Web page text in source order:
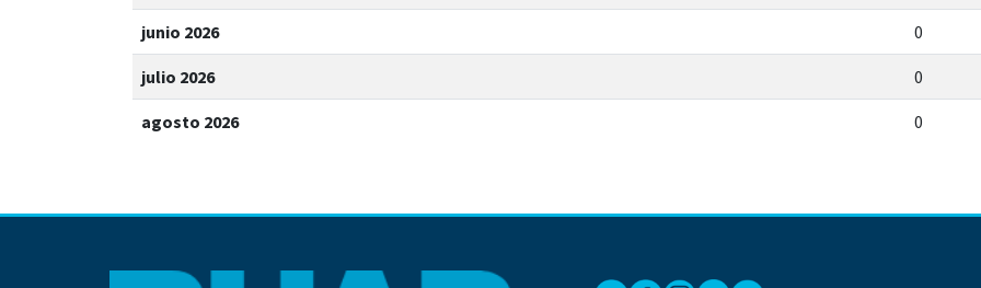
junio 2026 0
julio 2026 0
agosto 2026 0